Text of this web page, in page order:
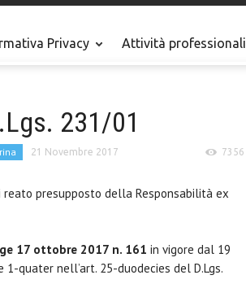
Privacy Attività professionali
231/01
21 Novembre 2017 7356
presupposto della Responsabilità ex
17 ottobre 2017 n. 161 in vigore dal 19
1-quater nell’art. 25-duodecies del D.Lgs.